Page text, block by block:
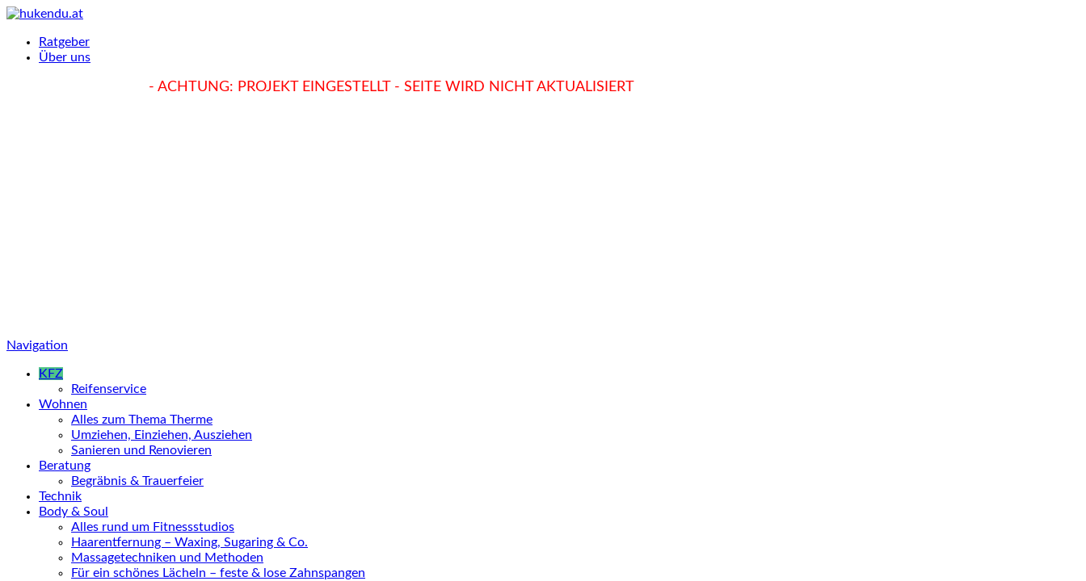
Ratgeber
Über uns
- ACHTUNG: PROJEKT EINGESTELLT - SEITE WIRD NICHT AKTUALISIERT
Navigation
KFZ
Reifenservice
Wohnen
Alles zum Thema Therme
Umziehen, Einziehen, Ausziehen
Sanieren und Renovieren
Beratung
Begräbnis & Trauerfeier
Technik
Body & Soul
Alles rund um Fitnessstudios
Haarentfernung – Waxing, Sugaring & Co.
Massagetechniken und Methoden
Für ein schönes Lächeln – feste & lose Zahnspangen